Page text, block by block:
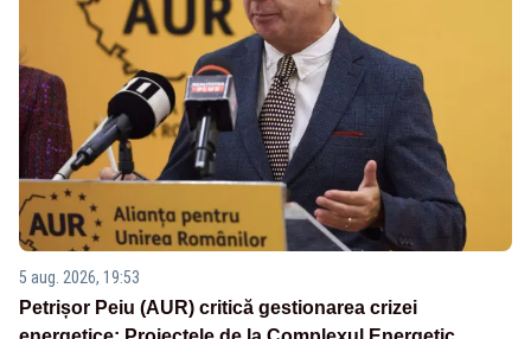
5 aug. 2026, 19:53
Petrișor Peiu (AUR) critică gestionarea crizei